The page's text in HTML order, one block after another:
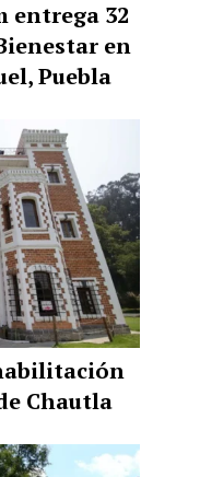
entrega 32
en
Puebla
Chautla